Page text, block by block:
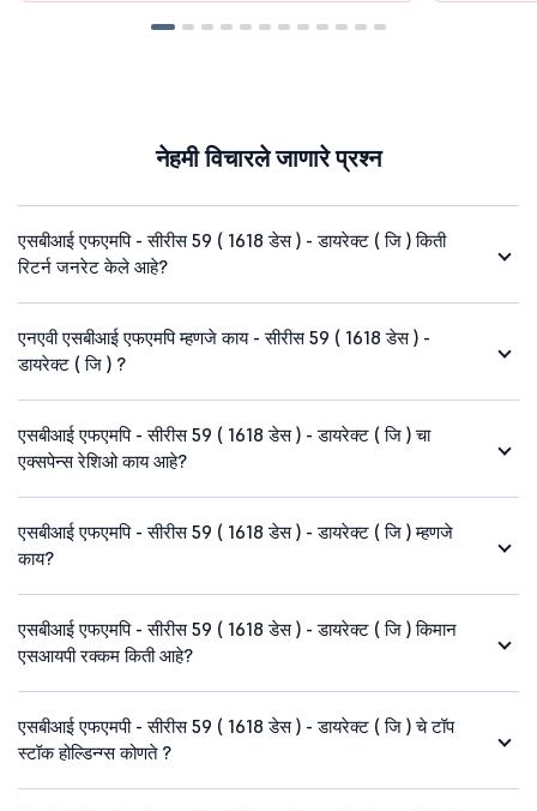
नेहमी विचारले जाणारे प्रश्न
एसबीआई एफएमपि - सीरीस 59 ( 1618 डेस ) - डायरेक्ट ( जि ) किती
रिटर्न जनरेट केले आहे?
एनएवी एसबीआई एफएमपि म्हणजे काय - सीरीस 59 ( 1618 डेस ) -
डायरेक्ट ( जि ) ?
एसबीआई एफएमपि - सीरीस 59 ( 1618 डेस ) - डायरेक्ट ( जि ) चा
एक्सपेन्स रेशिओ काय आहे?
एसबीआई एफएमपि - सीरीस 59 ( 1618 डेस ) - डायरेक्ट ( जि ) म्हणजे
काय?
एसबीआई एफएमपि - सीरीस 59 ( 1618 डेस ) - डायरेक्ट ( जि ) किमान
एसआयपी रक्कम किती आहे?
एसबीआई एफएमपी - सीरीस 59 ( 1618 डेस ) - डायरेक्ट ( जि ) चे टॉप
स्टॉक होल्डिन्ग्स कोणते ?